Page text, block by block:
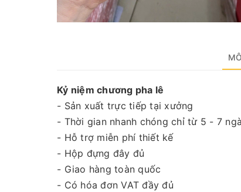
Kỷ niệm chương pha lê
- Sản xuất trực tiếp tại xưởng
- Thời gian nhanh chóng chỉ từ 5 - 7
- Hỗ trợ miễn phí thiết kế
- Hộp đựng đây đủ
- Giao hàng toàn quốc
- Có hóa đơn VAT đầy đủ